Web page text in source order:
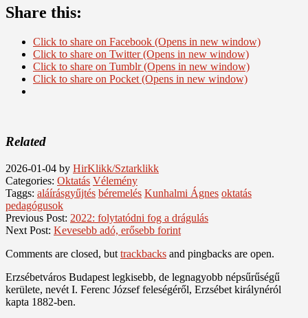
Share this:
Click to share on Facebook (Opens in new window)
Click to share on Twitter (Opens in new window)
Click to share on Tumblr (Opens in new window)
Click to share on Pocket (Opens in new window)
Related
2026-01-04 by HirKlikk/Sztarklikk
Categories: Oktatás Vélemény
Taggs: aláírásgyűjtés béremelés Kunhalmi Ágnes oktatás
pedagógusok
Previous Post: 2022: folytatódni fog a drágulás
Next Post: Kevesebb adó, erősebb forint
Comments are closed, but trackbacks and pingbacks are open.
Erzsébetváros Budapest legkisebb, de legnagyobb népsűrűségű
kerülete, nevét I. Ferenc József feleségéről, Erzsébet királynéról
kapta 1882-ben.